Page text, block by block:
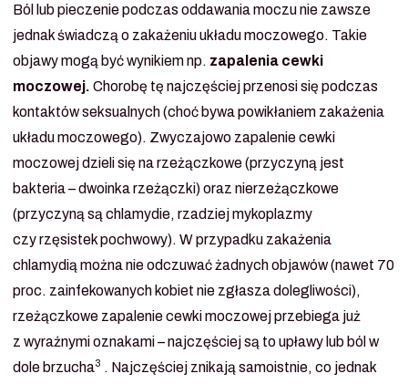
Ból lub pieczenie podczas oddawania moczu nie zawsze
jednak świadczą o zakażeniu układu moczowego. Takie
objawy mogą być wynikiem np. zapalenia cewki
moczowej. Chorobę tę najczęściej przenosi się podczas
kontaktów seksualnych (choć bywa powikłaniem zakażenia
układu moczowego). Zwyczajowo zapalenie cewki
moczowej dzieli się na rzeżączkowe (przyczyną jest
bakteria – dwoinka rzeżączki) oraz nierzeżączkowe
(przyczyną są chlamydie, rzadziej mykoplazmy
czy rzęsistek pochwowy). W przypadku zakażenia
chlamydią można nie odczuwać żadnych objawów (nawet 70
proc. zainfekowanych kobiet nie zgłasza dolegliwości),
rzeżączkowe zapalenie cewki moczowej przebiega już
z wyraźnymi oznakami – najczęściej są to upławy lub ból w
dole brzucha3 . Najczęściej znikają samoistnie, co jednak